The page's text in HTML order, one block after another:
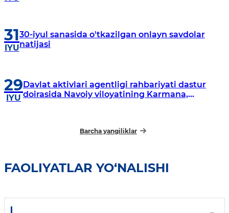
31
IYU
30-iyul sanasida o'tkazilgan onlayn savdolar
natijasi
29
IYU
Davlat aktivlari agentligi rahbariyati dastur
doirasida Navoiy viloyatining Karmana,
Barcha yangiliklar
FAOLIYATLAR YO‘NALISHI